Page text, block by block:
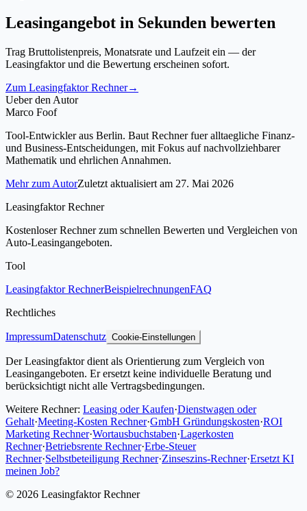
Leasingangebot in Sekunden bewerten
Trag Bruttolistenpreis, Monatsrate und Laufzeit ein — der
Leasingfaktor und die Bewertung erscheinen sofort.
Zum Leasingfaktor Rechner→
Ueber den Autor
Marco Foof
Tool-Entwickler aus Berlin. Baut Rechner fuer alltaegliche Finanz-
und Business-Entscheidungen, mit Fokus auf nachvollziehbarer
Mathematik und ehrlichen Annahmen.
Mehr zum AutorZuletzt aktualisiert am 27. Mai 2026
Leasingfaktor Rechner
Kostenloser Rechner zum schnellen Bewerten und Vergleichen von
Auto-Leasingangeboten.
Tool
Leasingfaktor RechnerBeispielrechnungenFAQ
Rechtliches
ImpressumDatenschutz Cookie-Einstellungen
Der Leasingfaktor dient als Orientierung zum Vergleich von
Leasingangeboten. Er ersetzt keine individuelle Beratung und
berücksichtigt nicht alle Vertragsbedingungen.
Weitere Rechner: Leasing oder Kaufen·Dienstwagen oder
Gehalt·Meeting-Kosten Rechner·GmbH Gründungskosten·ROI
Marketing Rechner·Wortausbuchstaben·Lagerkosten
Rechner·Betriebsrente Rechner·Erbe-Steuer
Rechner·Selbstbeteiligung Rechner·Zinseszins-Rechner·Ersetzt KI
meinen Job?
© 2026 Leasingfaktor Rechner